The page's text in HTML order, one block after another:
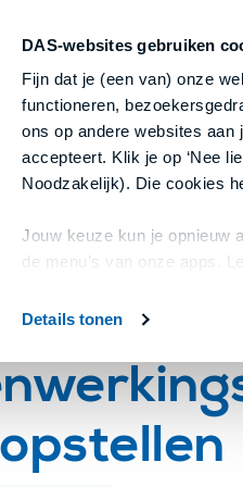
DAS-websites gebruiken
Fijn dat je (een van) onze
functioneren,
ons op andere websites
accepteert. Klik je op ‘Nee
Noodzakelijk). Die cookies
Jouw keuze kun je opnieuw
de menu’s van onze apps.
Details tonen
Categorieën
/